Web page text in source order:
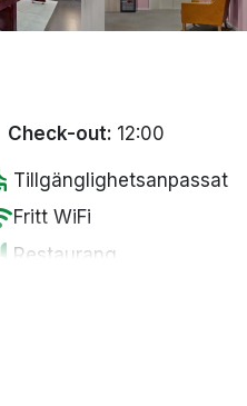
Check-out: 12:00
Tillgänglighetsanpassat
Fritt WiFi
Restaurang